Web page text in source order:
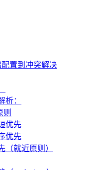
置到冲突解决
析：
则
优先
优先
（就近原则）